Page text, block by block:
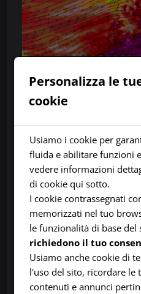
Analisi
Si delinea un quadro
la Sardegna. Una
depressionaria attiverà
correnti umide e
orientali (Levante e
configurazione esporrà
orientale dell’isola a
persistenti.
Personalizza le
cookie
Usiamo i cookie per
fluida e abilitare funzioni
vedere informazioni
di cookie qui sotto.
I cookie contrassegnati
memorizzati nel tuo
le funzionalità di base
richiedono il tuo
Usiamo anche cookie di
l'uso del sito, ricordare le
contenuti e annunci